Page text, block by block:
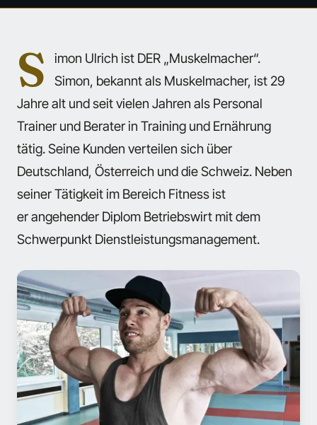
S
imon Ulrich ist DER „Muskelmacher“.
Simon, bekannt als Muskelmacher, ist 29
Jahre alt und seit vielen Jahren als Personal
Trainer und Berater in Training und Ernährung
tätig. Seine Kunden verteilen sich über
Deutschland, Österreich und die Schweiz. Neben
seiner Tätigkeit im Bereich Fitness ist
er angehender Diplom Betriebswirt mit dem
Schwerpunkt Dienstleistungsmanagement.